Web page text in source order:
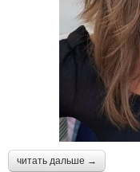
читать дальше →